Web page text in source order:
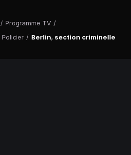
/ Programme TV /
Policier / Berlin, section criminelle